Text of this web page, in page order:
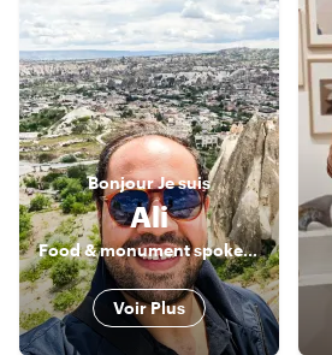
BonjourJe suis
Ali
Food & monument spokesman
Voir Plus